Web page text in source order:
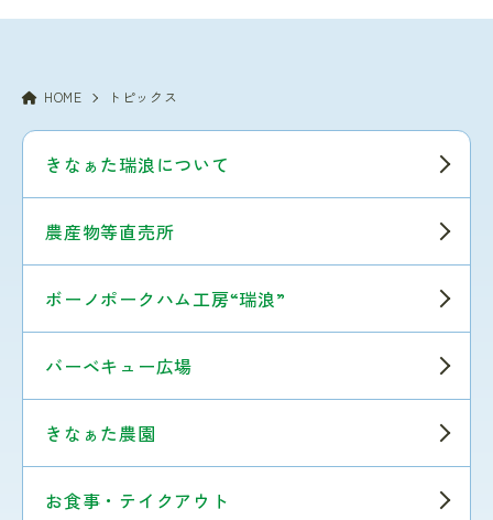
HOME トピックス
きなぁた瑞浪について
農産物等直売所
ボーノポークハム工房“瑞浪”
バーベキュー広場
きなぁた農園
お食事・テイクアウト